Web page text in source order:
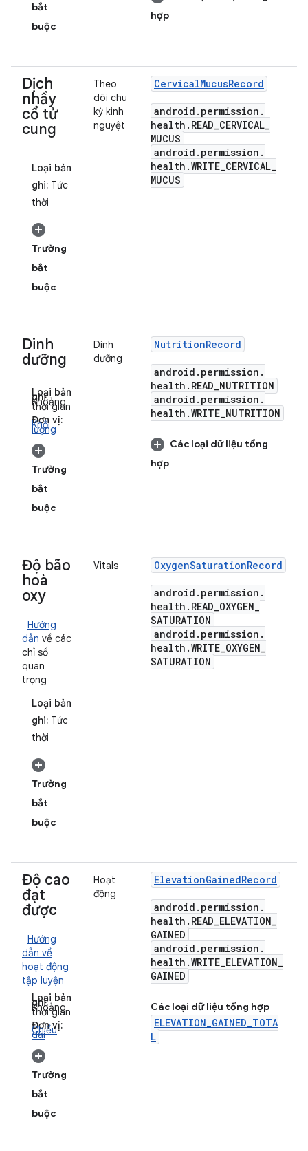
bắt
buộc
hợp
Dịch
nhầy
cổ tử
cung
Loại bản
ghi: Tức
thời
Trường
bắt
buộc
Theo
dõi chu
kỳ kinh
nguyệt
CervicalMucusRecord
android . permission .
health . READ_CERVICAL_
MUCUS
android . permission .
health .WRITE_CERVICAL_
MUCUS
Dinh
dưỡng
Loại bản
ghi:
Khoảng
thời gian
Đơn vị:
Khối
lượng
Trường
bắt
buộc
Dinh
dưỡng
NutritionRecord
android . permission .
health . READ_NUTRITION
android . permission .
health .WRITE_NUTRITION
Các loại dữ liệu tổng
hợp
Độ bão
hoà
oxy
Hướng
dẫn về các
chỉ số
quan
trọng
Loại bản
ghi: Tức
thời
Trường
bắt
buộc
Vitals OxygenSaturationRecord
android . permission .
health . READ_OXYGEN_
SATURATION
android . permission .
health .WRITE_OXYGEN_
SATURATION
Độ cao
đạt
được
Hướng
dẫn về
hoạt động
tập luyện
Loại bản
ghi:
Khoảng
thời gian
Đơn vị:
Chiều
dài
Trường
bắt
buộc
Hoạt
động
ElevationGainedRecord
android . permission .
health . READ_ELEVATION_
GAINED
android . permission .
health .WRITE_ELEVATION_
GAINED
Các loại dữ liệu tổng hợp
ELEVATION_GAINED_TOTA
L